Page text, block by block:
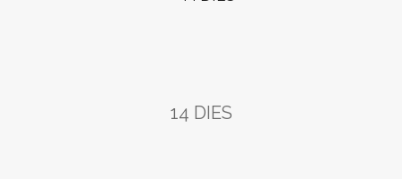
14 DIES